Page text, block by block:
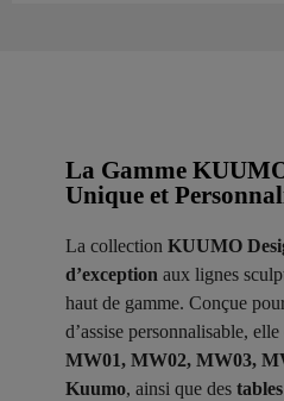
La Gamme
Unique et
La collection KUUMO
d’exception aux lignes
haut de gamme. Conçue
d’assise personnalisable,
MW01, MW02, MW03,
Kuumo, ainsi que des